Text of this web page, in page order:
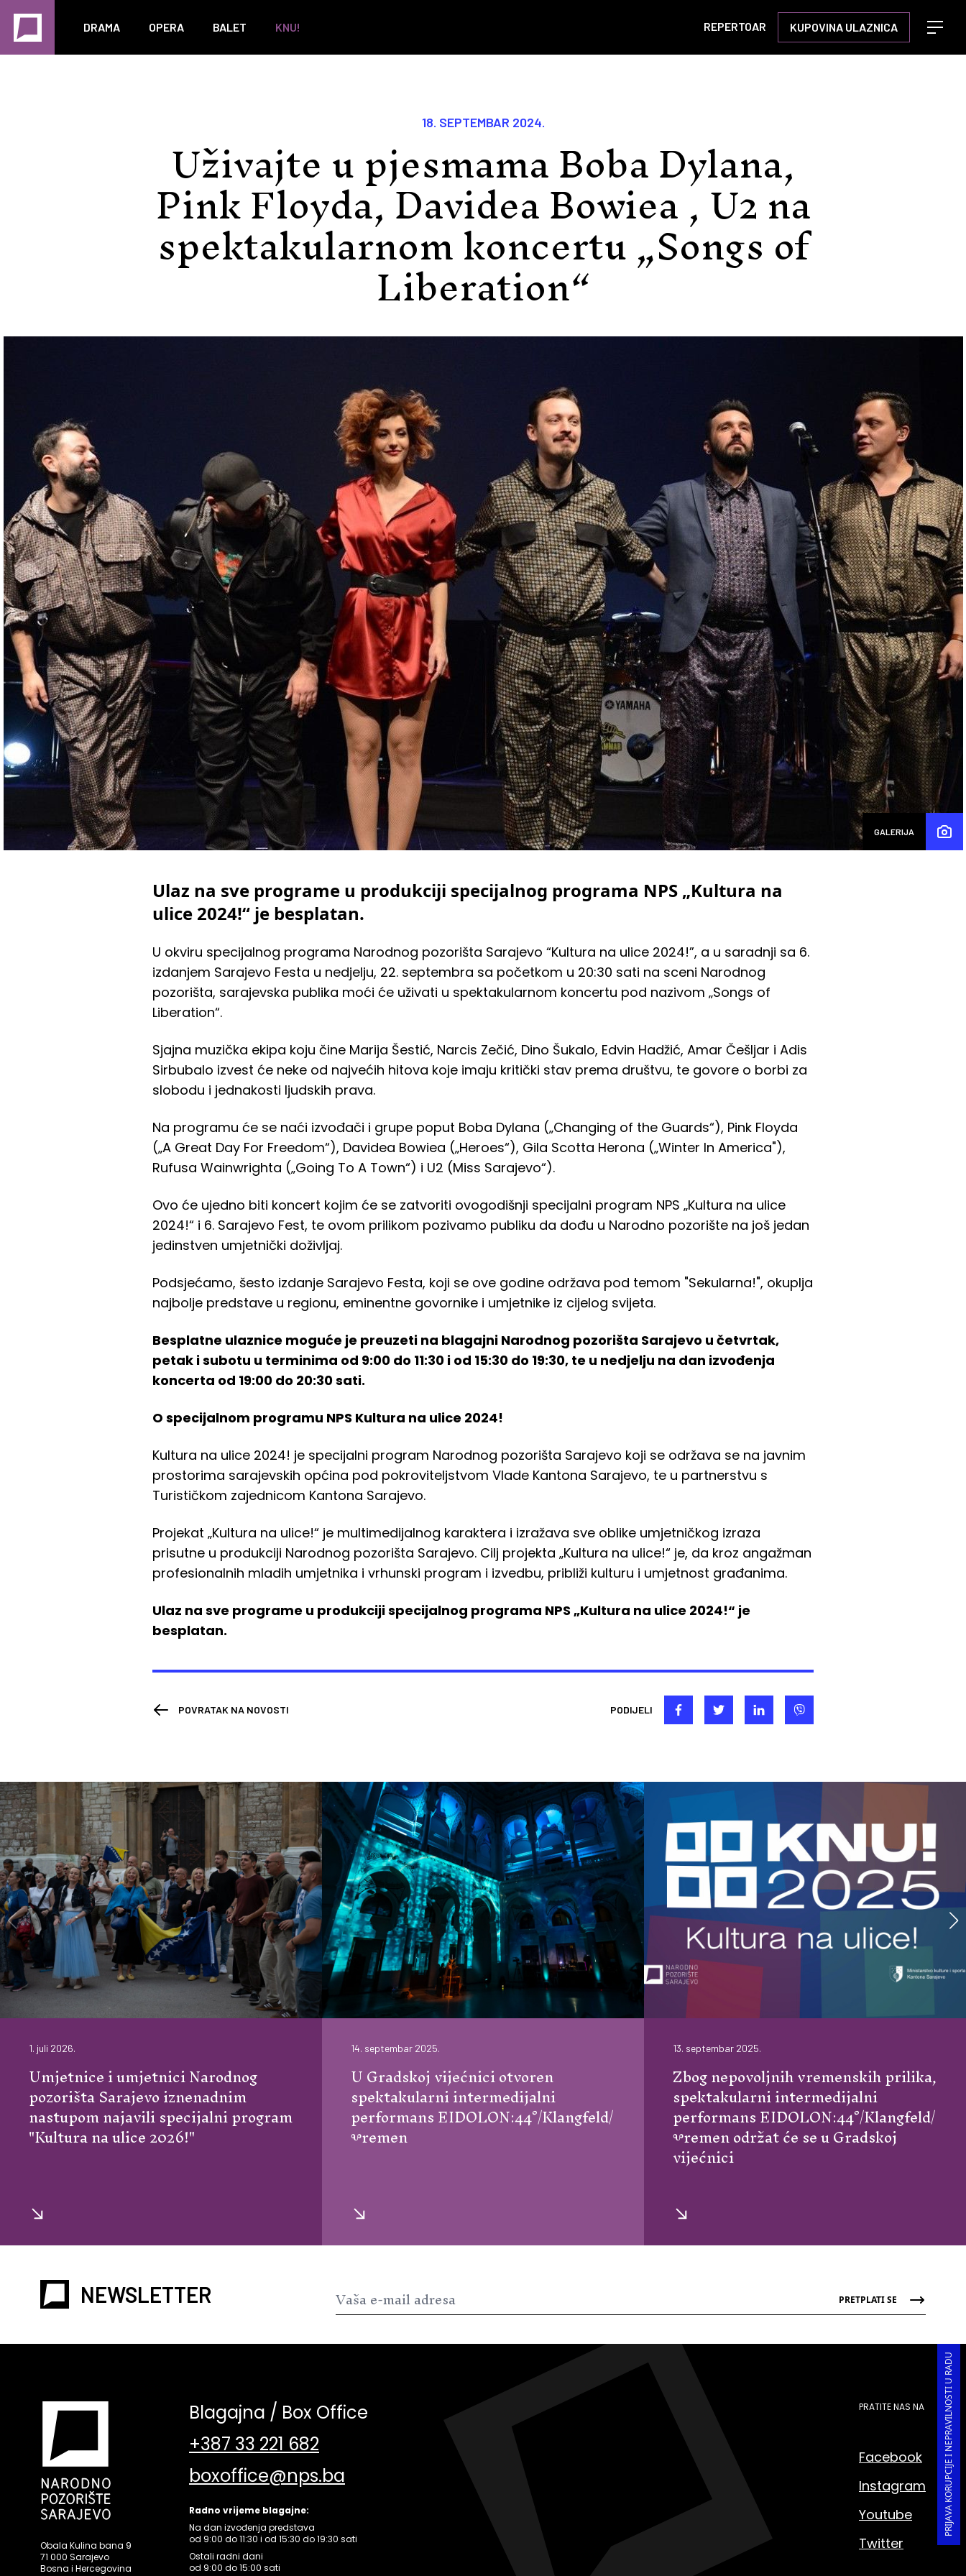
DRAMA OPERA BALET KNU! REPERTOAR KUPOVINA ULAZNICA
Open
18. SEPTEMBAR 2024.
Uživajte u pjesmama Boba Dylana,
Pink Floyda, Davidea Bowiea , U2 na
spektakularnom koncertu „Songs of
Liberation“
GALERIJA
Ulaz na sve programe u produkciji specijalnog programa NPS „Kultura na
ulice 2024!“ je besplatan.
U okviru specijalnog programa Narodnog pozorišta Sarajevo “Kultura na ulice 2024!”, a u saradnji sa 6.
izdanjem Sarajevo Festa u nedjelju, 22. septembra sa početkom u 20:30 sati na sceni Narodnog
pozorišta, sarajevska publika moći će uživati u spektakularnom koncertu pod nazivom „Songs of
Liberation“.
Sjajna muzička ekipa koju čine Marija Šestić, Narcis Zečić, Dino Šukalo, Edvin Hadžić, Amar Češljar i Adis
Sirbubalo izvest će neke od najvećih hitova koje imaju kritički stav prema društvu, te govore o borbi za
slobodu i jednakosti ljudskih prava.
Na programu će se naći izvođači i grupe poput Boba Dylana („Changing of the Guards“), Pink Floyda
(„A Great Day For Freedom“), Davidea Bowiea („Heroes“), Gila Scotta Herona („Winter In America"),
Rufusa Wainwrighta („Going To A Town“) i U2 (Miss Sarajevo“).
Ovo će ujedno biti koncert kojim će se zatvoriti ovogodišnji specijalni program NPS „Kultura na ulice
2024!“ i 6. Sarajevo Fest, te ovom prilikom pozivamo publiku da dođu u Narodno pozorište na još jedan
jedinstven umjetnički doživljaj.
Podsjećamo, šesto izdanje Sarajevo Festa, koji se ove godine održava pod temom "Sekularna!", okuplja
najbolje predstave u regionu, eminentne govornike i umjetnike iz cijelog svijeta.
Besplatne ulaznice moguće je preuzeti na blagajni Narodnog pozorišta Sarajevo u četvrtak,
petak i subotu u terminima od 9:00 do 11:30 i od 15:30 do 19:30, te u nedjelju na dan izvođenja
koncerta od 19:00 do 20:30 sati.
O specijalnom programu NPS Kultura na ulice 2024!
Kultura na ulice 2024! je specijalni program Narodnog pozorišta Sarajevo koji se održava se na javnim
prostorima sarajevskih općina pod pokroviteljstvom Vlade Kantona Sarajevo, te u partnerstvu s
Turističkom zajednicom Kantona Sarajevo.
Projekat „Kultura na ulice!“ je multimedijalnog karaktera i izražava sve oblike umjetničkog izraza
prisutne u produkciji Narodnog pozorišta Sarajevo. Cilj projekta „Kultura na ulice!“ je, da kroz angažman
profesionalnih mladih umjetnika i vrhunski program i izvedbu, približi kulturu i umjetnost građanima.
Ulaz na sve programe u produkciji specijalnog programa NPS „Kultura na ulice 2024!“ je
besplatan.
POVRATAK NA NOVOSTI PODIJELI
1. juli 2026.
Umjetnice i umjetnici Narodnog
pozorišta Sarajevo iznenadnim
nastupom najavili specijalni program
"Kultura na ulice 2026!"
14. septembar 2025.
U Gradskoj vijećnici otvoren
spektakularni intermedijalni
performans EIDOLON:44°/Klangfeld/
Ⰲremen
13. septembar 2025.
Zbog nepovoljnih vremenskih prilika,
spektakularni intermedijalni
performans EIDOLON:44°/Klangfeld/
Ⰲremen održat će se u Gradskoj
vijećnici
NEWSLETTER PRETPLATI SE
PRIJAVA KORUPCIJE I NEPRAVILNOSTI U RADU
Obala Kulina bana 9
71 000 Sarajevo
Bosna i Hercegovina
Blagajna / Box Office
+387 33 221 682
boxoffice@nps.ba
Radno vrijeme blagajne:
Na dan izvođenja predstava
od 9:00 do 11:30 i od 15:30 do 19:30 sati
Ostali radni dani
od 9:00 do 15:00 sati
PRATITE NAS NA
Facebook
Instagram
Youtube
Twitter